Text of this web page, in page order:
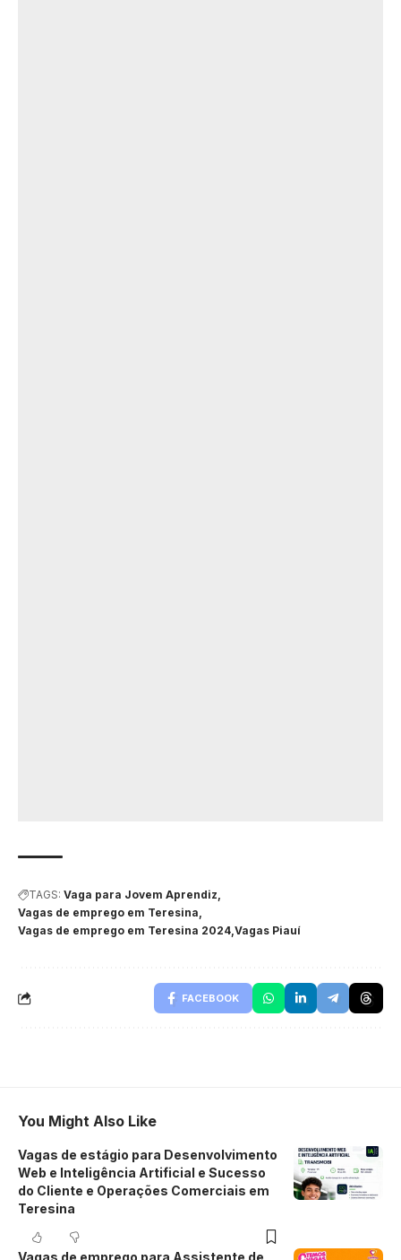
TAGS: Vaga para Jovem Aprendiz
Vagas de emprego em Teresina
Vagas de emprego em Teresina 2024 Vagas Piauí
FACEBOOK
You Might Also Like
Vagas de estágio para Desenvolvimento
Web e Inteligência Artificial e Sucesso
do Cliente e Operações Comerciais em
Teresina
Vagas de emprego para Assistente de